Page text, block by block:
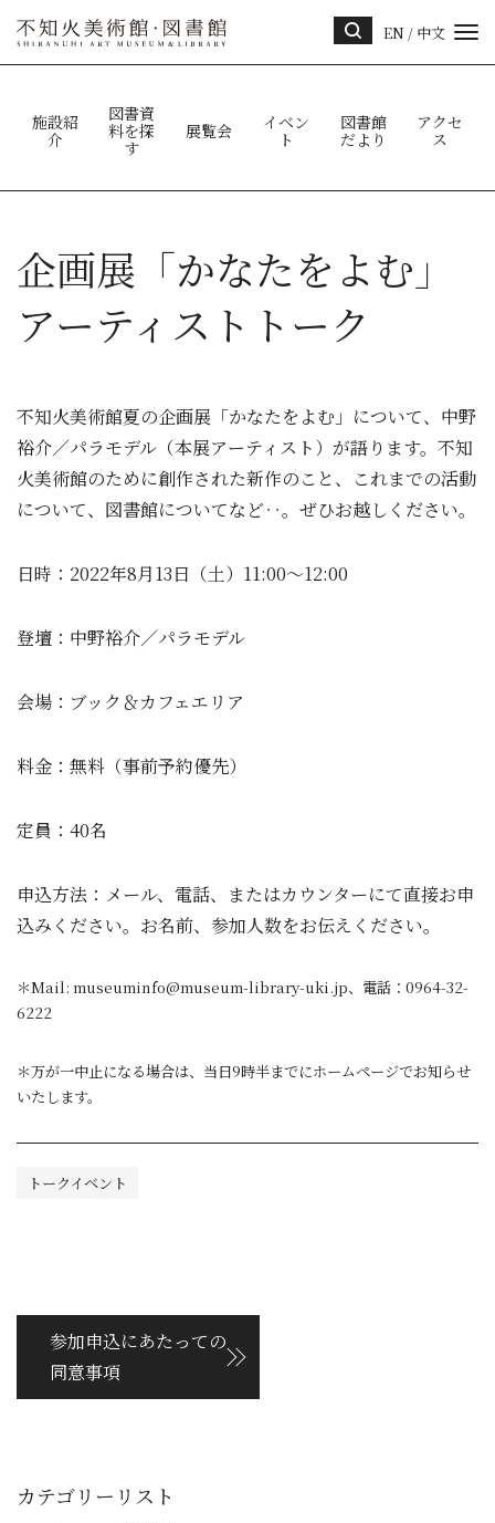
ト内
EN / 中文
施設紹
介
図書資
料を探
す
展覧会
イベン
ト
図書館
だより
アクセ
ス
企画展「かなたをよむ」
アーティストトーク
不知火美術館夏の企画展「かなたをよむ」について、中野
裕介／パラモデル（本展アーティスト）が語ります。不知
火美術館のために創作された新作のこと、これまでの活動
について、図書館についてなど‥。ぜひお越しください。
日時：2022年8月13日（土）11:00～12:00
登壇：中野裕介／パラモデル
会場：ブック＆カフェエリア
料金：無料（事前予約優先）
定員：40名
申込方法：メール、電話、またはカウンターにて直接お申
込みください。お名前、参加人数をお伝えください。
＊Mail: museuminfo@museum-library-uki.jp、電話：0964-32-
6222
＊万が一中止になる場合は、当日9時半までにホームページでお知らせ
いたします。
トークイベント
参加申込にあたっての
同意事項
カテゴリーリスト